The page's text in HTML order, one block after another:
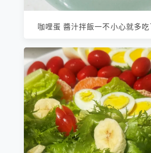
咖哩蛋 醬汁拌飯一不小心就多吃